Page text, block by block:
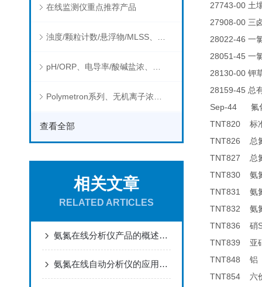
在线监测仪重点推荐产品
查看全部
相关文章
RELATED ARTICLES
氨氮在线分析仪产品的概述及性能
氨氮在线自动分析仪的应用领域和基本原理
27743-00 土
27908-00 三
28022-46 一
28051-45 一
28130-00 钾
28159-45 总
Sep-44 氟
TNT820 标
TNT826 总
TNT827 总
TNT830 氨
TNT831 氨
TNT832 氨
TNT836 硝
TNT839 亚
TNT848 铝
TNT854 六